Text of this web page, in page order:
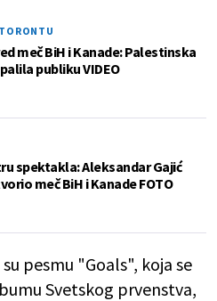
meč BiH i Kanade: Palestinska
publiku VIDEO
spektakla: Aleksandar Gajić
meč BiH i Kanade FOTO
pesmu "Goals", koja se
Svetskog prvenstva,